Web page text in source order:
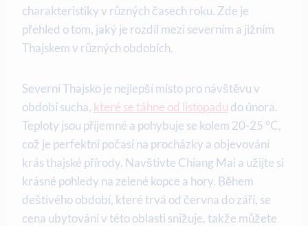
charakteristiky v různých časech roku. Zde je
přehled o tom, jaký je rozdíl mezi severním a jižním
Thajskem v různých obdobích.
Severní Thajsko je nejlepší místo pro návštěvu v
období sucha, které se táhne od listopadu do února.
Teploty jsou příjemné a pohybuje se kolem 20-25 °C,
což je perfektní počasí na procházky a objevování
krás thajské přírody. Navštivte Chiang Mai a užijte si
krásné pohledy na zelené kopce a hory. Během
deštivého období, které trvá od června do září, se
cena ubytování v této oblasti snižuje, takže můžete